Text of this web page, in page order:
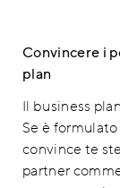
Convincere i
plan
Il business
Se è
convince te
partner